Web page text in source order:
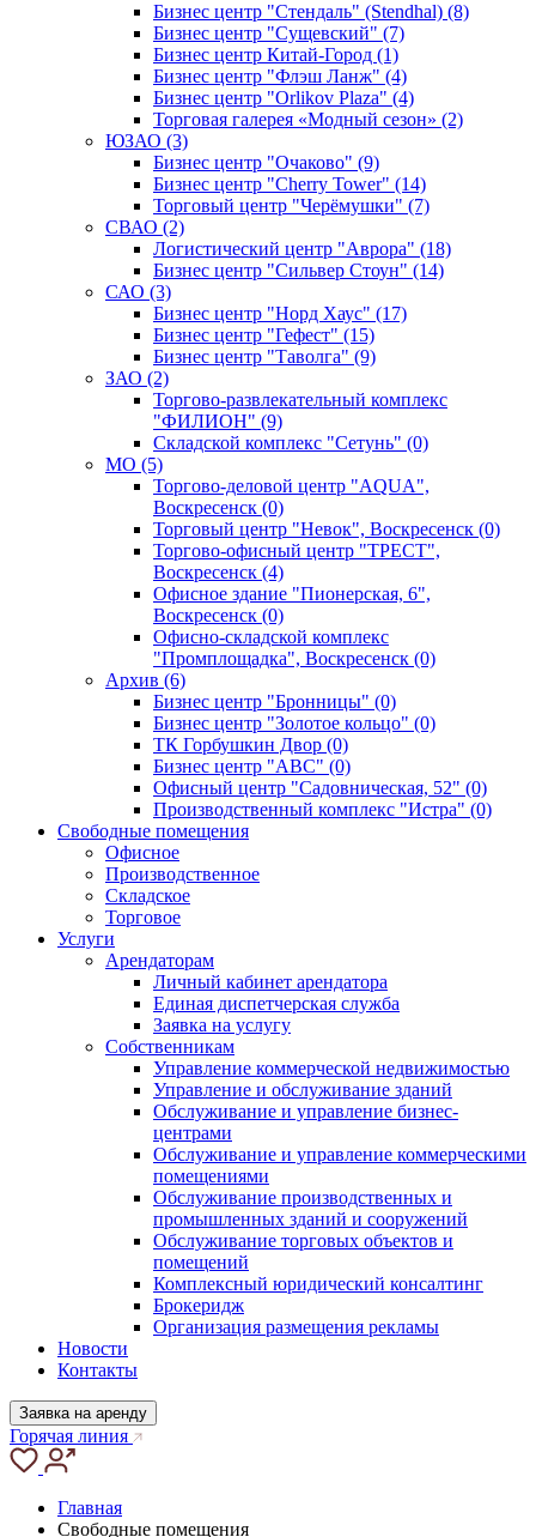
Бизнес центр "Стендаль" (Stendhal) (8)
Бизнес центр "Сущевский" (7)
Бизнес центр Китай-Город (1)
Бизнес центр "Флэш Ланж" (4)
Бизнес центр "Orlikov Plaza" (4)
Торговая галерея «Модный сезон» (2)
ЮЗАО (3)
Бизнес центр "Очаково" (9)
Бизнес центр "Cherry Tower" (14)
Торговый центр "Черёмушки" (7)
СВАО (2)
Логистический центр "Аврора" (18)
Бизнес центр "Сильвер Стоун" (14)
САО (3)
Бизнес центр "Норд Хаус" (17)
Бизнес центр "Гефест" (15)
Бизнес центр "Таволга" (9)
ЗАО (2)
Торгово-развлекательный комплекс
"ФИЛИОН" (9)
Складской комплекс "Сетунь" (0)
MO (5)
Торгово-деловой центр "AQUA",
Воскресенск (0)
Торговый центр "Невок", Воскресенск (0)
Торгово-офисный центр "ТРЕСТ",
Воскресенск (4)
Офисное здание "Пионерская, 6",
Воскресенск (0)
Офисно-складской комплекс
"Промплощадка", Воскресенск (0)
Архив (6)
Бизнес центр "Бронницы" (0)
Бизнес центр "Золотое кольцо" (0)
ТК Горбушкин Двор (0)
Бизнес центр "АВС" (0)
Офисный центр "Садовническая, 52" (0)
Производственный комплекс "Истра" (0)
Свободные помещения
Офисное
Производственное
Складское
Торговое
Услуги
Арендаторам
Личный кабинет арендатора
Единая диспетчерская служба
Заявка на услугу
Собственникам
Управление коммерческой недвижимостью
Управление и обслуживание зданий
Обслуживание и управление бизнес-
центрами
Обслуживание и управление коммерческими
помещениями
Обслуживание производственных и
промышленных зданий и сооружений
Обслуживание торговых объектов и
помещений
Комплексный юридический консалтинг
Брокеридж
Организация размещения рекламы
Новости
Контакты
Заявка на аренду
Горячая линия
Главная
Свободные помещения